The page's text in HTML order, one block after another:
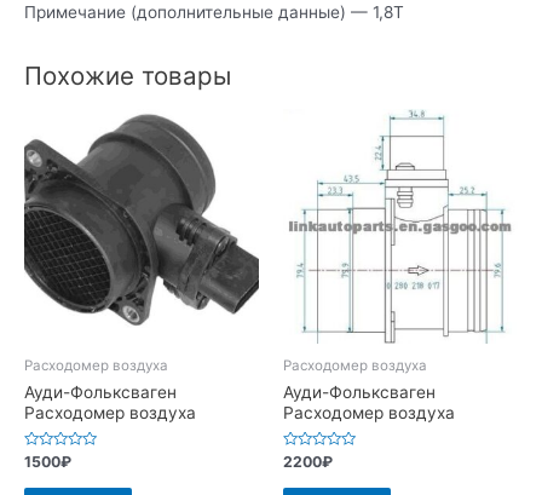
Примечание (дополнительные данные) — 1,8Т
Похожие товары
Расходомер воздуха
Ауди-Фольксваген
Расходомер воздуха
Оценка
из
1500₽
Расходомер воздуха
Ауди-Фольксваген
Расходомер воздуха
Оценка
из
2200₽